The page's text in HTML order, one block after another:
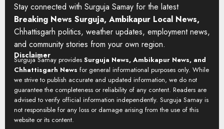
Stay connected with Surguja Samay for the latest
Breaking News Surguja, Ambikapur Local News,
Chhattisgarh politics, weather updates, employment news,
and community stories from your own region.
Disclaimer
Surguja Samay provides Surguja News, Ambikapur News, and
Chhattisgarh News for general informational purposes only. While
we strive to publish accurate and updated information, we do not
guarantee the completeness or reliability of any content. Readers are
advised to verify official information independently. Surguja Samay is
not responsible for any loss or damage arising from the use of this
website or its content.